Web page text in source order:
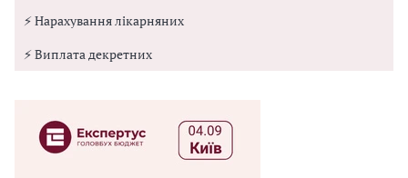
⚡ Нарахування лікарняних
⚡ Виплата декретних